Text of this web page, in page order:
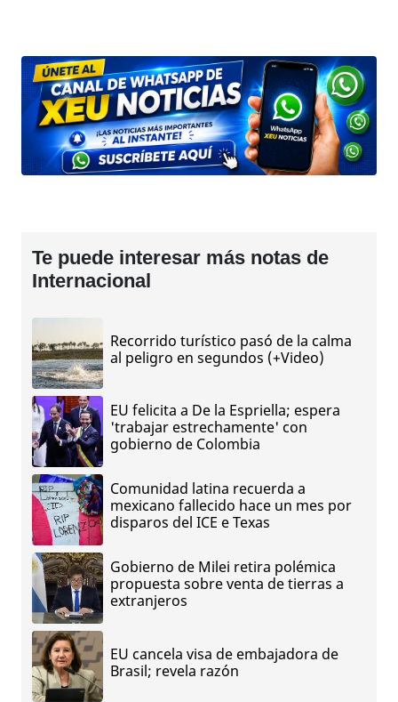
Te puede interesar más notas de
Internacional
Recorrido turístico pasó de la calma
al peligro en segundos (+Video)
EU felicita a De la Espriella; espera
'trabajar estrechamente' con
gobierno de Colombia
Comunidad latina recuerda a
mexicano fallecido hace un mes por
disparos del ICE e Texas
Gobierno de Milei retira polémica
propuesta sobre venta de tierras a
extranjeros
EU cancela visa de embajadora de
Brasil; revela razón